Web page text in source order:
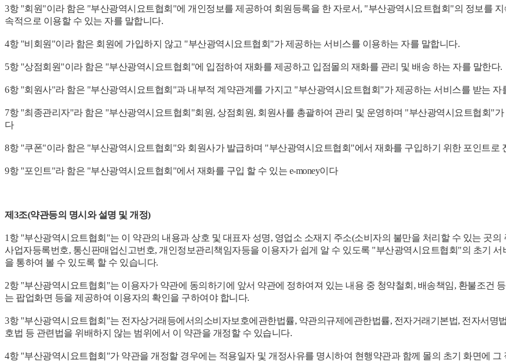
3항 "회원"이라 함은 "부산광역시요트협회"에 개인정보를 제공하여 회원등록을 한 자로서, "부산광역시요트협회"의 정보를
속적으로 이용할 수 있는 자를 말합니다.
4항 "비회원"이라 함은 회원에 가입하지 않고 "부산광역시요트협회"가 제공하는 서비스를 이용하는 자를 말합니다.
5항 "상점회원"이라 함은 "부산광역시요트협회"에 입점하여 재화를 제공하고 입점몰의 재화를 관리 및 배송 하는 자를 말한다.
6항 "회원사"라 함은 "부산광역시요트협회"과 내부적 계약관계를 가지고 "부산광역시요트협회"가 제공하는 서비스를 받는 자
7항 "최종관리자"라 함은 "부산광역시요트협회"회원, 상점회원, 회원사를 총괄하여 관리 및 운영하며 "부산광역시요트협회"
다
8항 "쿠폰"이라 함은 "부산광역시요트협회"와 회원사가 발급하며 "부산광역시요트협회"에서 재화를 구입하기 위한 포인트로
9항 "포인트"라 함은 "부산광역시요트협회"에서 재화를 구입 할 수 있는 e-money이다
제3조(약관등의 명시와 설명 및 개정)
1항 "부산광역시요트협회"는 이 약관의 내용과 상호 및 대표자 성명, 영업소 소재지 주소(소비자의 불만을 처리할 수 있는 곳
사업자등록번호, 통신판매업신고번호, 개인정보관리책임자등을 이용자가 쉽게 알 수 있도록 "부산광역시요트협회"의 초기
을 통하여 볼 수 있도록 할 수 있습니다.
2항 "부산광역시요트협회"는 이용자가 약관에 동의하기에 앞서 약관에 정하여져 있는 내용 중 청약철회, 배송책임, 환불조건
는 팝업화면 등을 제공하여 이용자의 확인을 구하여야 합니다.
3항 "부산광역시요트협회"는 전자상거래등에서의소비자보호에관한법률, 약관의규제에관한법률, 전자거래기본법, 전자서명
호법 등 관련법을 위배하지 않는 범위에서 이 약관을 개정할 수 있습니다.
4항 "부산광역시요트협회"가 약관을 개정할 경우에는 적용일자 및 개정사유를 명시하여 현행약관과 함께 몰의 초기 화면에